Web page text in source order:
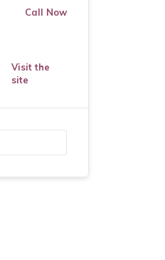
Call Now
Visit the
site